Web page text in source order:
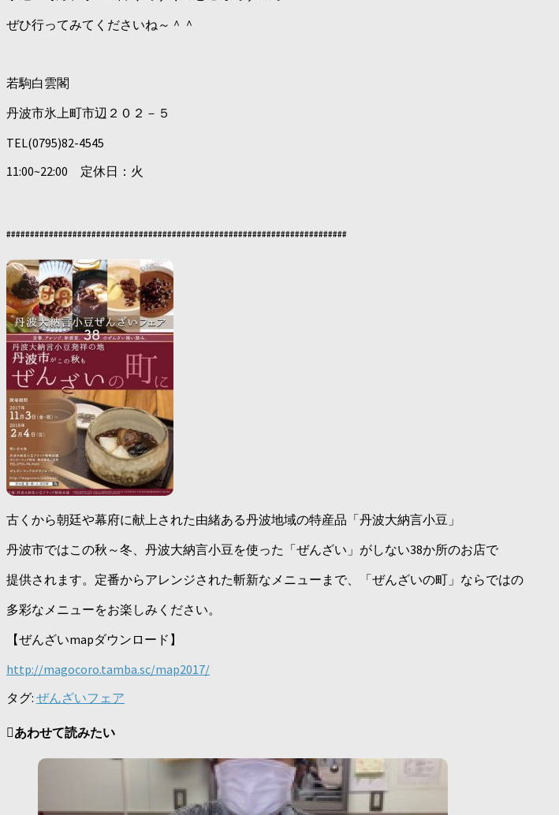
ぜひ行ってみてくださいね～＾＾
若駒白雲閣
丹波市氷上町市辺２０２－５
TEL(0795)82-4545
11:00~22:00 定休日：火
########################################################################
古くから朝廷や幕府に献上された由緒ある丹波地域の特産品「丹波大納言小豆」
丹波市ではこの秋～冬、丹波大納言小豆を使った「ぜんざい」がしない38か所のお店で
提供されます。定番からアレンジされた斬新なメニューまで、「ぜんざいの町」ならではの
多彩なメニューをお楽しみください。
【ぜんざいmapダウンロード】
http://magocoro.tamba.sc/map2017/
タグ: ぜんざいフェア
あわせて読みたい